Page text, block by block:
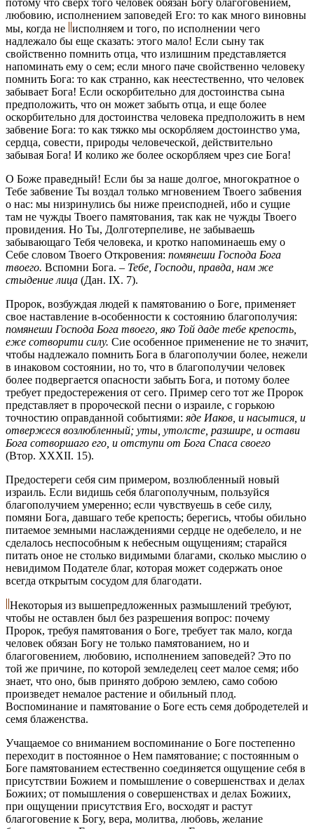
любовию, исполнением заповедей Его: то как много виновны
мы, когда не исполняем и того, по исполнении чего
надлежало бы еще сказать: этого мало! Если сыну так
свойственно помнить отца, что излишним представляется
напоминать ему о сем; если много паче свойственно человеку
помнить Бога: то как странно, как неестественно, что человек
забывает Бога! Если оскорбительно для достоинства сына
предположить, что он может забыть отца, и еще более
оскорбительно для достоинства человека предположить в нем
забвение Бога: то как тяжко мы оскорбляем достоинство ума,
сердца, совести, природы человеческой, действительно
забывая Бога! И колико же более оскорбляем чрез сие Бога!
О Боже праведный! Если бы за наше долгое, многократное о
Тебе забвение Ты воздал только мгновением Твоего забвения
о нас: мы низринулись бы ниже преисподней, ибо и сущие
там не чужды Твоего памятования, так как не чужды Твоего
провидения. Но Ты, Долготерпеливе, не забываешь
забывающаго Тебя человека, и кротко напоминаешь ему о
Себе словом Твоего Откровения: помянеши Господа Бога
твоего. Вспомни Бога. – Тебе, Господи, правда, нам же
стыдение лица (Дан. IX. 7).
Пророк, возбуждая людей к памятованию о Боге, применяет
свое наставление в-особенности к состоянию благополучия:
помянеши Господа Бога твоего, яко Той даде тебе крепость,
еже сотворити силу. Сие особенное применение не то значит,
чтобы надлежало помнить Бога в благополучии более, нежели
в инаковом состоянии, но то, что в благополучии человек
более подвергается опасности забыть Бога, и потому более
требует предостережения от сего. Пример сего тот же Пророк
представляет в пророческой песни о израиле, с горькою
точностию оправданной событиями: яде Иаков, и насытися, и
отвержеся возлюбленный; уты, утолсте, разшире, и остави
Бога сотворшаго его, и отступи от Бога Спаса своего
(Втор. XXXII. 15).
Предостереги себя сим примером, возлюбленный новый
израиль. Если видишь себя благополучным, пользуйся
благополучием умеренно; если чувствуешь в себе силу,
помяни Бога, давшаго тебе крепость; берегись, чтобы обильно
питаемое земными наслаждениями сердце не одебелело, и не
сделалось неспособным к небесным ощущениям; старайся
питать оное не столько видимыми благами, сколько мыслию о
невидимом Подателе благ, которая может содержать оное
всегда открытым сосудом для благодати.
Некоторыя из вышепредложенных размышлений требуют,
чтобы не оставлен был без разрешения вопрос: почему
Пророк, требуя памятования о Боге, требует так мало, когда
человек обязан Богу не только памятованием, но и
благоговением, любовию, исполнением заповедей? Это по
той же причине, по которой земледелец сеет малое семя; ибо
знает, что оно, быв принято доброю землею, само собою
произведет немалое растение и обильный плод.
Воспоминание и памятование о Боге есть семя добродетелей и
семя блаженства.
Учащаемое со вниманием воспоминание о Боге постепенно
переходит в постоянное о Нем памятование; с постоянным о
Боге памятованием естественно соединяется ощущение себя в
присутствии Божием и помышление о совершенствах и делах
Божиих; от помышления о совершенствах и делах Божиих,
при ощущении присутствия Его, восходят и растут
благоговение к Богу, вера, молитва, любовь, желание